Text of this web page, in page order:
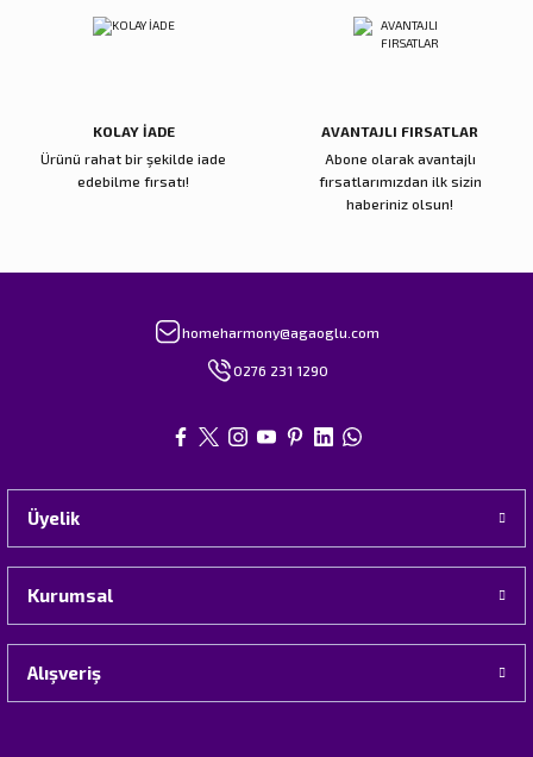
KOLAY İADE
Ürünü rahat bir şekilde iade
edebilme fırsatı!
AVANTAJLI FIRSATLAR
Abone olarak avantajlı
fırsatlarımızdan ilk sizin
haberiniz olsun!
homeharmony@agaoglu.com
0276 231 1290
Üyelik
Kurumsal
Alışveriş